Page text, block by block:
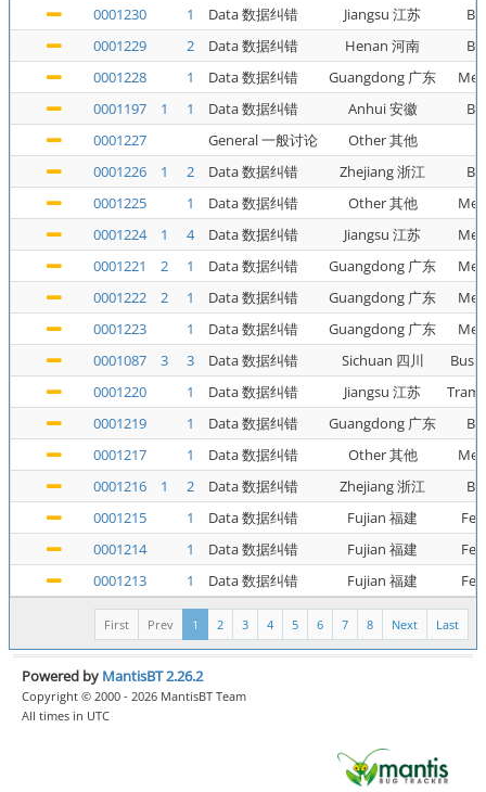
0001230
1 Data 数据纠错 Jiangsu 江苏
0001229
2 Data 数据纠错 Henan 河南
0001228
1 Data 数据纠错 Guangdong 广东
0001197
1 1 Data 数据纠错 Anhui 安徽
0001227
General 一般讨论
Other 其他
0001226
1 2 Data 数据纠错 Zhejiang 浙江
0001225
1 Data 数据纠错 Other 其他
0001224
1 4 Data 数据纠错 Jiangsu 江苏
0001221
2 1 Data 数据纠错 Guangdong 广东
0001222
2 1 Data 数据纠错 Guangdong 广东
0001223
1 Data 数据纠错 Guangdong 广东
0001087
3 3 Data 数据纠错 Sichuan 四川
Bus
0001220
1 Data 数据纠错 Jiangsu 江苏
Tram
0001219
1 Data 数据纠错 Guangdong 广东
0001217
1 Data 数据纠错 Other 其他
0001216
1 2 Data 数据纠错 Zhejiang 浙江
0001215
1 Data 数据纠错 Fujian 福建
0001214
1 Data 数据纠错 Fujian 福建
0001213
1 Data 数据纠错 Fujian 福建
Last
Next
8
7
6
5
4
3
2
1
Prev
First
Powered by MantisBT 2.26.2
Copyright © 2000 - 2026 MantisBT Team
All times in UTC